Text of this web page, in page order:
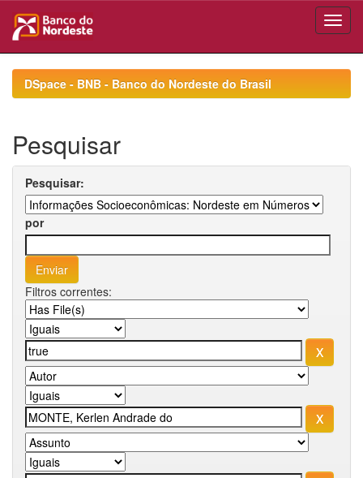
navigationDSpace - BNB - Banco do Nordeste do Brasil
Pesquisar
Pesquisar:
por
Filtros correntes: